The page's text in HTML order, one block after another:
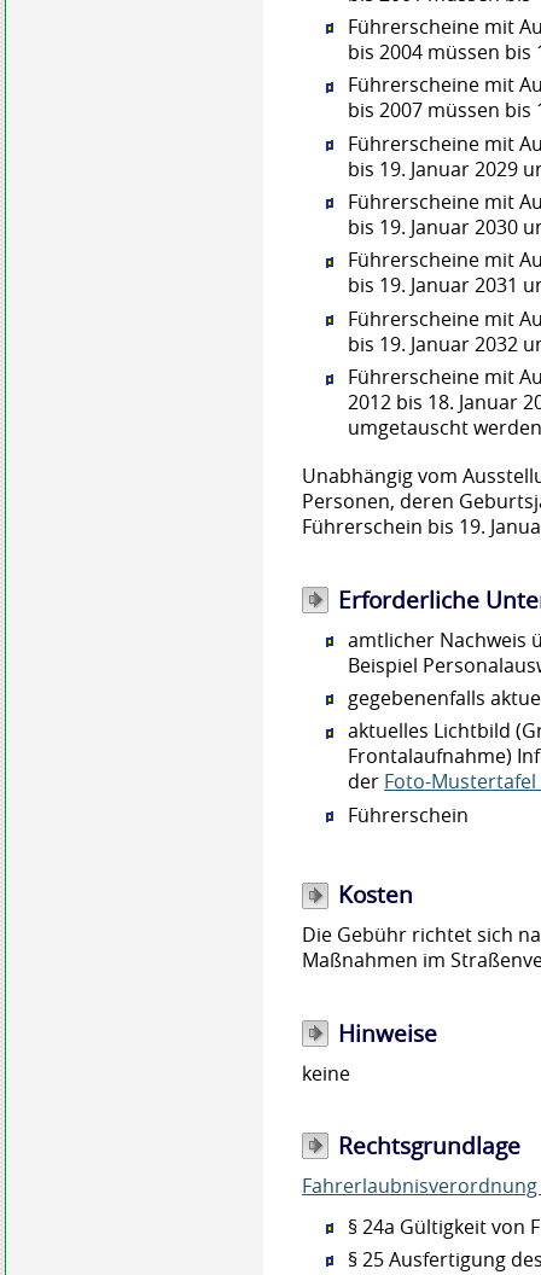
Führerscheine mit
bis 2004 müssen bis
Führerscheine mit
bis 2007 müssen bis
Führerscheine mit
bis 19. Januar 2029
Führerscheine mit
bis 19. Januar 2030
Führerscheine mit
bis 19. Januar 2031
Führerscheine mit
bis 19. Januar 2032
Führerscheine mit
2012 bis 18. Januar
umgetauscht
Unabhängig vom
Personen, deren
Führerschein bis 19.
Erforderliche
amtlicher Nachweis
Beispiel
gegebenenfalls
aktuelles Lichtbild
Frontalaufnahme)
der Foto-
Führerschein
Kosten
Die Gebühr richtet sich
Maßnahmen im
Hinweise
keine
Rechtsgrundlage
Fahrerlaubnisverordnung
§ 24a Gültigkeit von
§ 25 Ausfertigung